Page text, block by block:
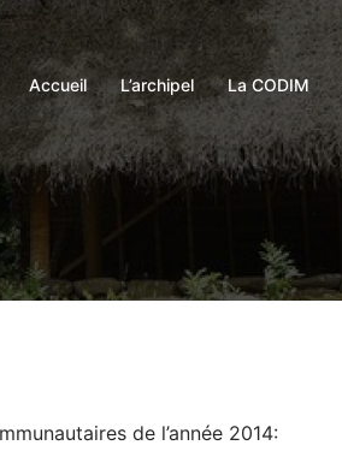
Accueil L’archipel La CODIM
de l’année 2014: